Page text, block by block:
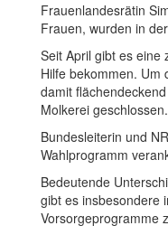
Frauenlandesrätin
Frauen, wurden in
Seit April gibt es eine
Hilfe bekommen. Um
damit
Molkerei
Bundesleiterin und
Wahlprogramm
Bedeutende
gibt es insbesondere
Vorsorgeprogramme